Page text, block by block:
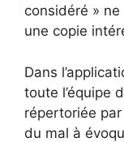
considéré »
une copie
Dans
toute l’équipe
répertoriée par
du mal à